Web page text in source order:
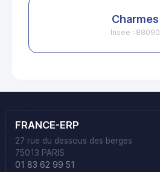
Charmes
Insee : 88090
FRANCE-ERP
27 rue du dessous des berges
75013 PARIS
01 83 62 99 51